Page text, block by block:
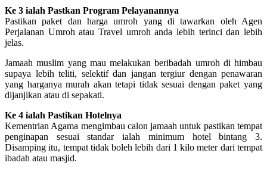
Ke 3 ialah Pastkan Program Pelayanannya
Pastikan paket dan harga umroh yang di tawarkan oleh Agen
Perjalanan Umroh atau Travel umroh anda lebih terinci dan lebih
jelas.
Jamaah muslim yang mau melakukan beribadah umroh di himbau
supaya lebih teliti, selektif dan jangan tergiur dengan penawaran
yang harganya murah akan tetapi tidak sesuai dengan paket yang
dijanjikan atau di sepakati.
Ke 4 ialah Pastikan Hotelnya
Kementrian Agama mengimbau calon jamaah untuk pastikan tempat
penginapan sesuai standar ialah minimum hotel bintang 3.
Disamping itu, tempat tidak boleh lebih dari 1 kilo meter dari tempat
ibadah atau masjid.